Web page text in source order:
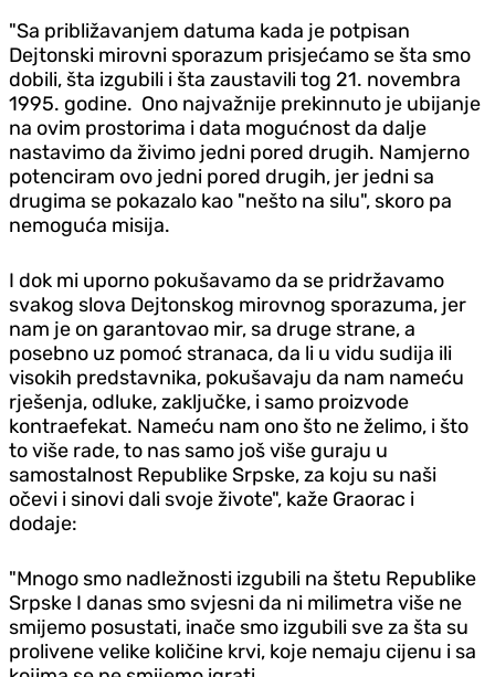
"Sa približavanjem datuma kada je potpisan
Dejtonski mirovni sporazum prisjećamo se šta smo
dobili, šta izgubili i šta zaustavili tog 21. novembra
1995. godine. Ono najvažnije prekinnuto je ubijanje
na ovim prostorima i data mogućnost da dalje
nastavimo da živimo jedni pored drugih. Namjerno
potenciram ovo jedni pored drugih, jer jedni sa
drugima se pokazalo kao "nešto na silu", skoro pa
nemoguća misija.
I dok mi uporno pokušavamo da se pridržavamo
svakog slova Dejtonskog mirovnog sporazuma, jer
nam je on garantovao mir, sa druge strane, a
posebno uz pomoć stranaca, da li u vidu sudija ili
visokih predstavnika, pokušavaju da nam nameću
rješenja, odluke, zaključke, i samo proizvode
kontraefekat. Nameću nam ono što ne želimo, i što
to više rade, to nas samo još više guraju u
samostalnost Republike Srpske, za koju su naši
očevi i sinovi dali svoje živote", kaže Graorac i
dodaje:
"Mnogo smo nadležnosti izgubili na štetu Republike
Srpske I danas smo svjesni da ni milimetra više ne
smijemo posustati, inače smo izgubili sve za šta su
prolivene velike količine krvi, koje nemaju cijenu i sa